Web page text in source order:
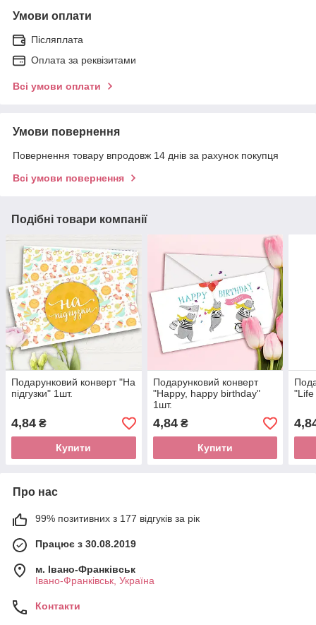
Умови оплати
Післяплата
Оплата за реквізитами
Всі умови оплати
Умови повернення
Повернення товару впродовж 14 днів за рахунок покупця
Всі умови повернення
Подібні товари компанії
Подарунковий конверт "На
підгузки" 1шт.
4,84 ₴
Купити
Подарунковий конверт
"Happy, happy birthday"
1шт.
4,84₴
Купити
Про нас
99% позитивних з 177 відгуків за рік
Працює з 30.08.2019
м. Івано-Франківськ
Івано-Франківськ, Україна
Контакти